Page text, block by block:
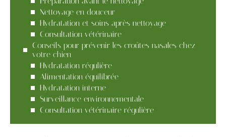
Nettoyage en douceur
Hydratation et soins après nettoyage
Consultation vétérinaire
Conseils pour prévenir les croûtes nasales chez
votre chien
Hydratation régulière
Alimentation équilibrée
Hydratation interne
Surveillance environnementale
Consultation vétérinaire régulière